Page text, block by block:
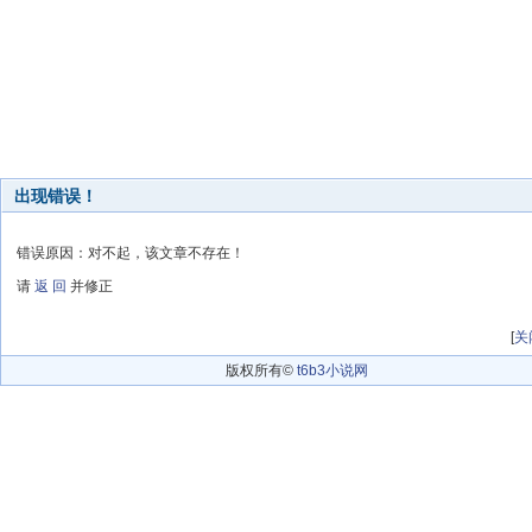
出现错误！
错误原因：对不起，该文章不存在！
请 返 回 并修正
[关
版权所有© t6b3小说网